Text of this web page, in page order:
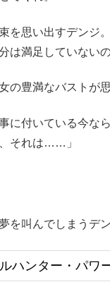
を思い出すデンジ
は満足していないの
の豊満なバストが思
に付いている今な
それは……」
を叫んでしまうデン
ハンター・パワ